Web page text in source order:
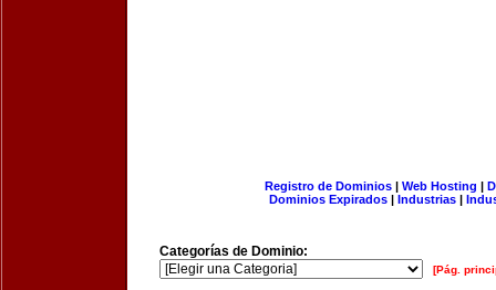
Registro de Dominios| Web Hosting |
Dominios Expirados | Industrias |
Categorías de Dominio:
[Pág.